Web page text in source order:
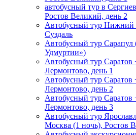
автобусный тур в
Ростов Великий, день 2
Автобусный тур Нижний
Суздаль
Автобусный тур
Удмуртии»)
Автобусный тур Саратов
Лермонтово, день 1
Автобусный тур Саратов
Лермонтово, день 2
Автобусный тур Саратов
Лермонтово, день 3
Автобусный тур
Москва (1 ночь), Ростов